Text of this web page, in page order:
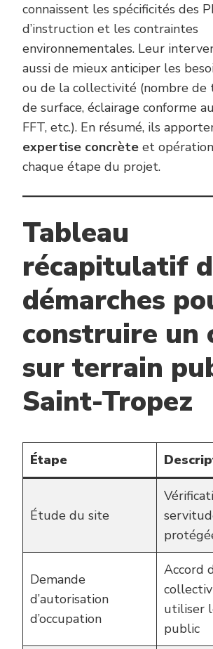
connaissent les spécificités des
d’instruction et les contraintes
environnementales. Leur
aussi de mieux anticiper les
ou de la collectivité (nombre de
de surface, éclairage conforme
FFT, etc.). En résumé, ils
expertise concrète et
chaque étape du projet.
Tableau
récapitulatif
démarches
construire un
sur terrain
Saint-Tropez
Étape
Étude du site
Demande
d’autorisation
d’occupation
Accord
utiliser
public